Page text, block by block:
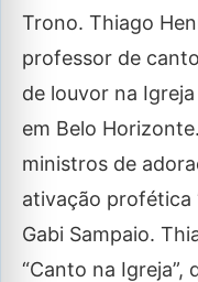
Trono. Thiago
professor de
de louvor na
em Belo
ministros de
ativação profética
Gabi Sampaio.
“Canto na Igreja”,